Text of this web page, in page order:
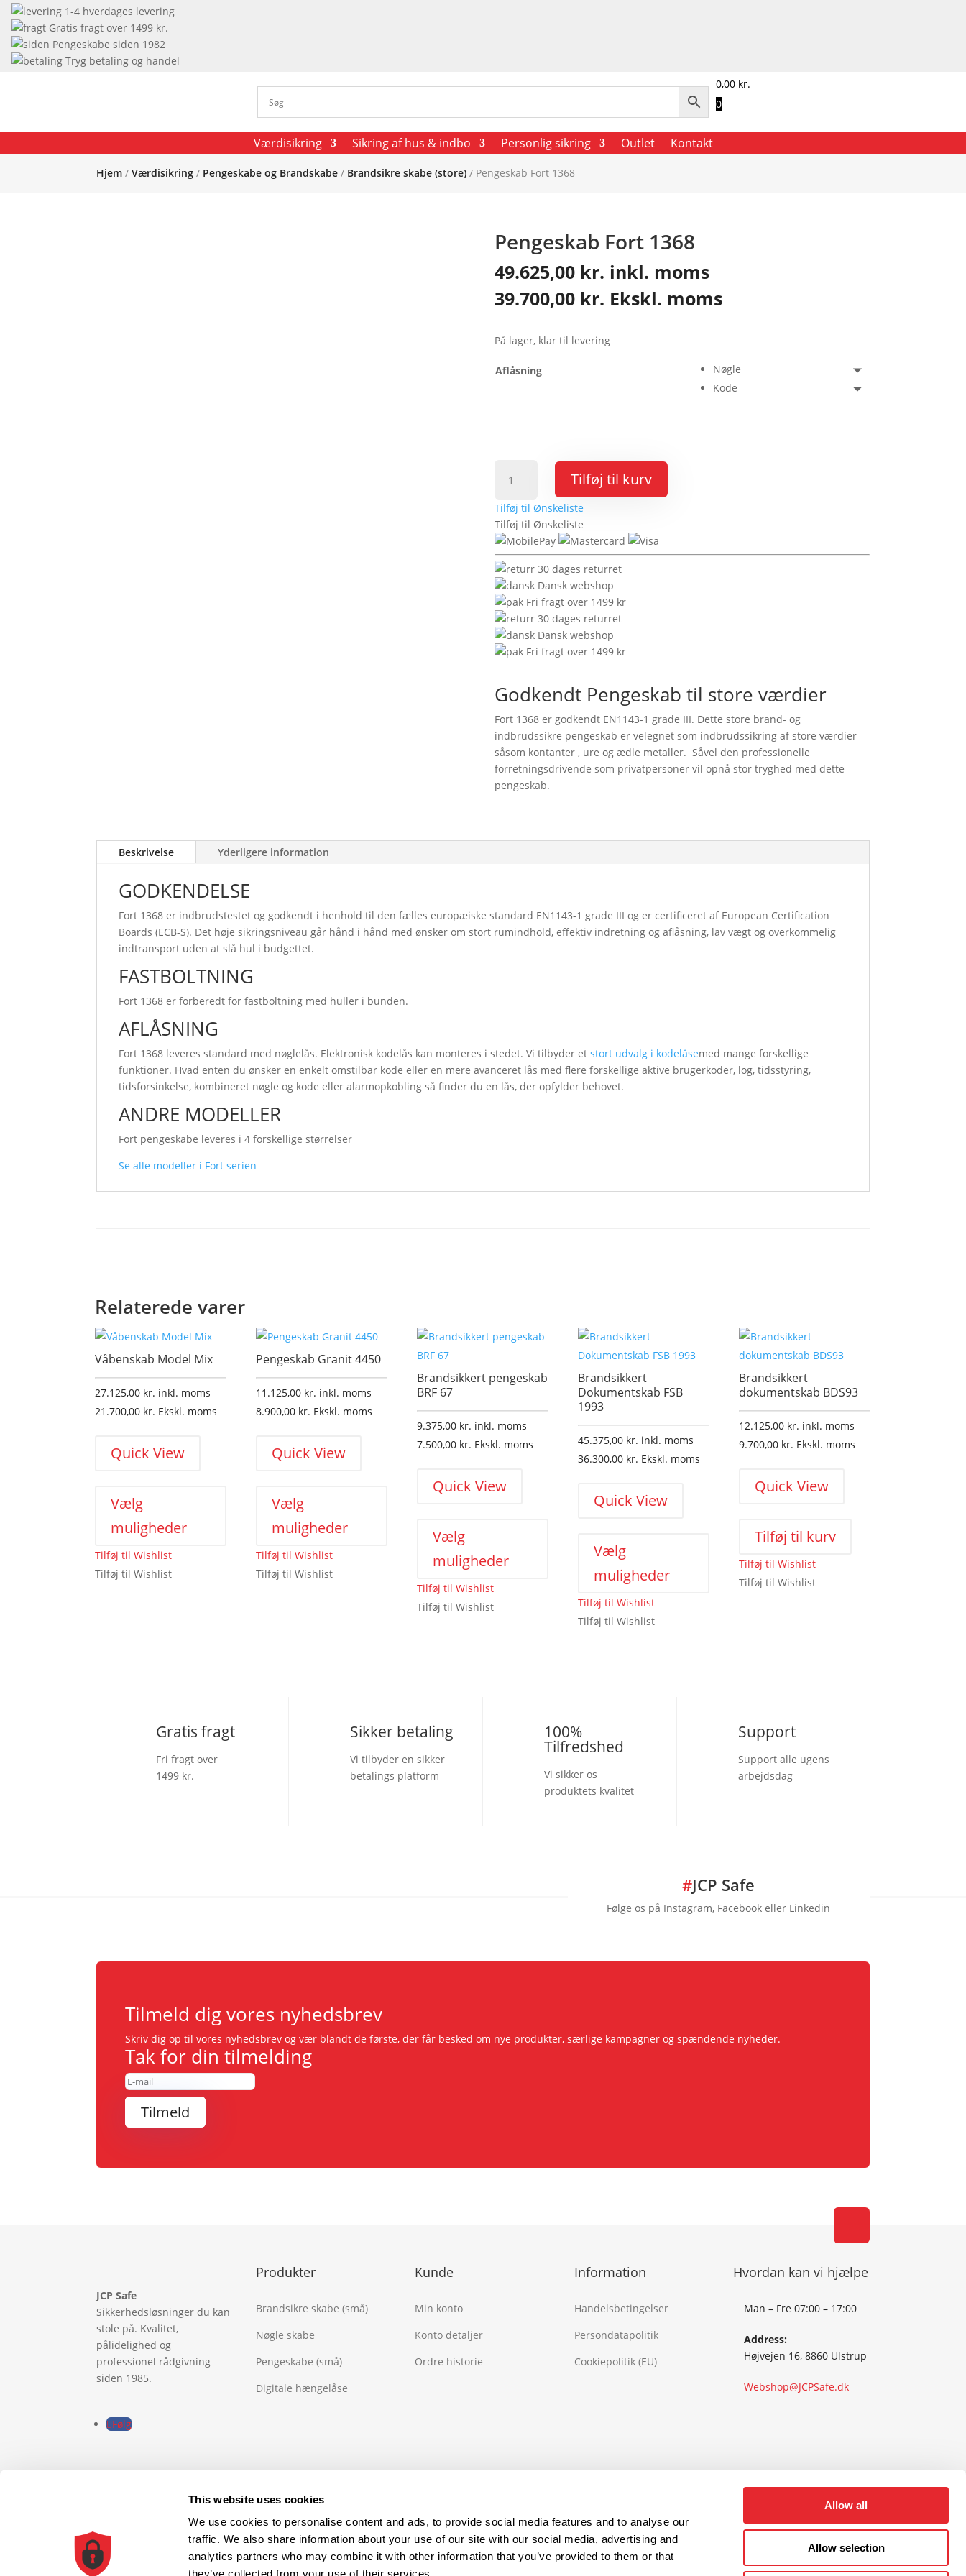
This website uses cookies
We use cookies to personalise content and ads, to provide social media features and to analyse our
traffic. We also share information about your use of our site with our social media, advertising and
analytics partners who may combine it with other information that you’ve provided to them or that
Allow all
Allow selection
1-4 hverdages levering
Gratis fragt over 1499 kr.
Pengeskabe siden 1982
Tryg betaling og handel
0,00 kr.
0
Værdisikring Sikring af hus & indbo Personlig sikring Outlet Kontakt
Hjem /Værdisikring / Pengeskabe og Brandskabe / Brandsikre skabe (store) / Pengeskab Fort 1368
Pengeskab Fort 1368
49.625,00 kr. inkl. moms
39.700,00 kr. Ekskl. moms
På lager, klar til levering
Aflåsning
Nøgle
Kode
Fort
1368
antal
Tilføj til kurv
Tilføj til Ønskeliste
Tilføj til Ønskeliste
30 dages returret
Dansk webshop
Fri fragt over 1499 kr
30 dages returret
Dansk webshop
Fri fragt over 1499 kr
Godkendt Pengeskab til store værdier
Fort 1368 er godkendt EN1143-1 grade III. Dette store brand- og
indbrudssikre pengeskab er velegnet som indbrudssikring af store værdier
såsom kontanter , ure og ædle metaller. Såvel den professionelle
forretningsdrivende som privatpersoner vil opnå stor tryghed med dette
pengeskab.
Beskrivelse Yderligere information
GODKENDELSE
Fort 1368 er indbrudstestet og godkendt i henhold til den fælles europæiske standard EN1143-1 grade III og er certificeret af European Certification
Boards (ECB-S). Det høje sikringsniveau går hånd i hånd med ønsker om stort rumindhold, effektiv indretning og aflåsning, lav vægt og overkommelig
indtransport uden at slå hul i budgettet.
FASTBOLTNING
Fort 1368 er forberedt for fastboltning med huller i bunden.
AFLÅSNING
Fort 1368 leveres standard med nøglelås. Elektronisk kodelås kan monteres i stedet. Vi tilbyder etstort udvalg i kodelåsemed mange forskellige
funktioner. Hvad enten du ønsker en enkelt omstilbar kode eller en mere avanceret lås med flere forskellige aktive brugerkoder, log, tidsstyring,
tidsforsinkelse, kombineret nøgle og kode eller alarmopkobling så finder du en lås, der opfylder behovet.
ANDRE MODELLER
Fort pengeskabe leveres i 4 forskellige størrelser
Se alle modeller i Fort serien
Relaterede varer
Våbenskab Model Mix
27.125,00 kr. inkl. moms
21.700,00 kr. Ekskl. moms
Quick View
Vælg
muligheder
varianter.
Mulighederne
Tilføj til Wishlist
Tilføj til Wishlist
Pengeskab Granit 4450
11.125,00 kr. inkl. moms
8.900,00 kr. Ekskl. moms
Quick View
Vælg
muligheder
vælges
Tilføj til Wishlist
Tilføj til Wishlist
Brandsikkert pengeskab
BRF 67
9.375,00 kr. inkl. moms
7.500,00 kr. Ekskl. moms
Quick View
Vælg
muligheder
Mulighederne
Tilføj til Wishlist
Tilføj til Wishlist
Brandsikkert
Dokumentskab FSB
1993
45.375,00 kr. inkl. moms
36.300,00 kr. Ekskl. moms
Quick View
Vælg
muligheder
Tilføj til Wishlist
Tilføj til Wishlist
Brandsikkert
dokumentskab BDS93
12.125,00 kr. inkl. moms
9.700,00 kr. Ekskl. moms
Quick View
Tilføj til kurv
Tilføj til Wishlist
Tilføj til Wishlist
Gratis fragt
Fri fragt over
1499 kr.
Sikker betaling
Vi tilbyder en sikker
betalings platform
100%
Tilfredshed
Vi sikker os
produktets kvalitet
Support
Support alle ugens
arbejdsdag
#JCP Safe
Følge os på Instagram, Facebook eller Linkedin
Tilmeld dig vores nyhedsbrev
Skriv dig op til vores nyhedsbrev og vær blandt de første, der får besked om nye produkter, særlige kampagner og spændende nyheder.
Tak for din tilmelding
Tilmeld
JCP Safe
Sikkerhedsløsninger du kan
stole på. Kvalitet,
pålidelighed og
professionel rådgivning
siden 1985.
Følg
Produkter
Brandsikre skabe (små)
Nøgle skabe
Pengeskabe (små)
Digitale hængelåse
Kunde
Min konto
Konto detaljer
Ordre historie
Information
Handelsbetingelser
Persondatapolitik
Cookiepolitik (EU)
Hvordan kan vi hjælpe
Man – Fre 07:00 – 17:00
Address:
Højvejen 16, 8860 Ulstrup
Webshop@JCPSafe.dk
© 2026 All Rights Reserved